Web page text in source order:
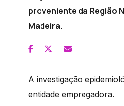
proveniente da Região
Madeira.
A investigação
entidade empregadora.